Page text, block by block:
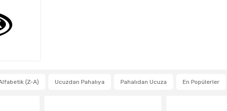
(Z-A) Ucuzdan Pahalıya Pahalıdan Ucuza En Popülerler